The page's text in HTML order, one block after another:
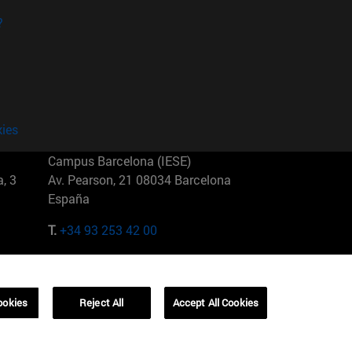
3
Campus Barcelona (IESE)
Av. Pearson, 21 08034 Barcelona
España
T.+34 93 253 42 00
01321001 Bela Vista Brasil
Reject All Accept All Cookies